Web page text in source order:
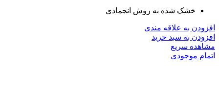
خشک شده به روش انجمادی
افزودن به علاقه مندی
افزودن به سبد خرید
مشاهده سریع
اتمام موجودی